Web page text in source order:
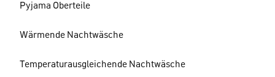
Pyjama Oberteile
Wärmende Nachtwäsche
Temperaturausgleichende Nachtwäsche